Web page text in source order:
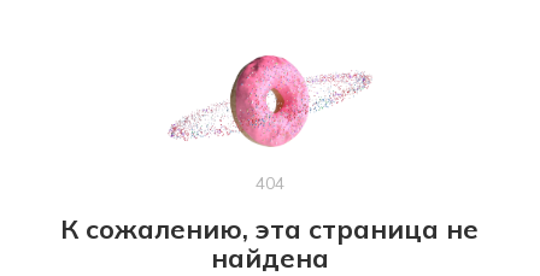
404
К сожалению, эта страница не
найдена